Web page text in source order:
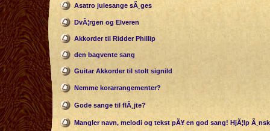
Asatro julesange sÃ¸ges
DvÃ¦rgen og Elveren
Akkorder til Ridder Phillip
den bagvente sang
Guitar Akkorder til stolt signild
Nemme korarrangementer?
Gode sange til flÃ¸jte?
Mangler navn, melodi og tekst pÃ¥ en god sang! HjÃ¦lp